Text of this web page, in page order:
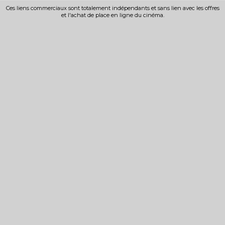
Ces liens commerciaux sont totalement indépendants et sans lien avec les offres
et l'achat de place en ligne du cinéma.